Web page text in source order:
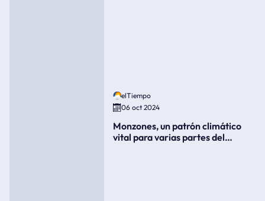
elTiempo
06 oct 2024
Monzones, un patrón climático
vital para varias partes del